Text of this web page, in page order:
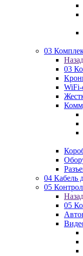
03
03
WiFi-
04 Кабель
05
05